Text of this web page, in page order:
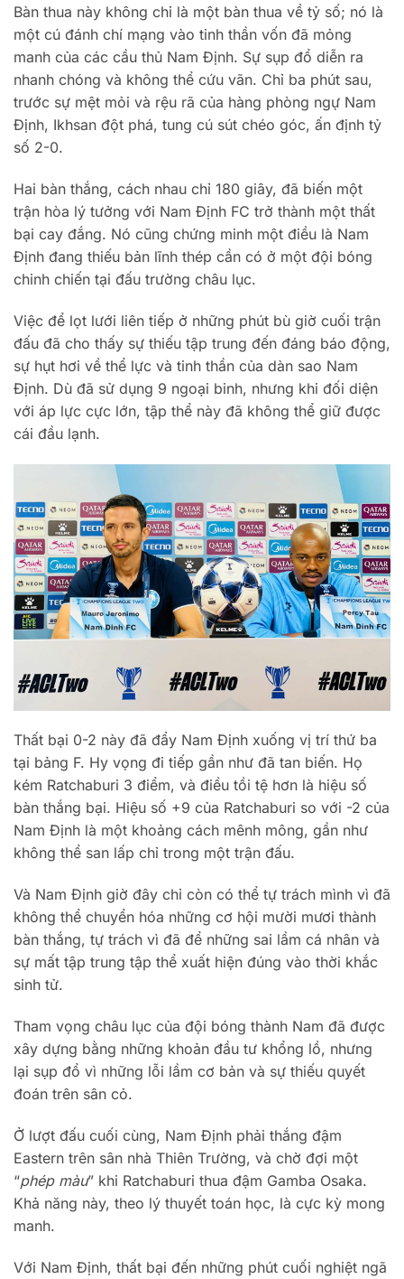
Bàn thua này không chỉ là một bàn thua về tỷ số; nó là
một cú đánh chí mạng vào tinh thần vốn đã mỏng
manh của các cầu thủ Nam Định. Sự sụp đổ diễn ra
nhanh chóng và không thể cứu vãn. Chỉ ba phút sau,
trước sự mệt mỏi và rệu rã của hàng phòng ngự Nam
Định, Ikhsan đột phá, tung cú sút chéo góc, ấn định tỷ
số 2-0.
Hai bàn thắng, cách nhau chỉ 180 giây, đã biến một
trận hòa lý tưởng với Nam Định FC trở thành một thất
bại cay đắng. Nó cũng chứng minh một điều là Nam
Định đang thiếu bản lĩnh thép cần có ở một đội bóng
chinh chiến tại đấu trường châu lục.
Việc để lọt lưới liên tiếp ở những phút bù giờ cuối trận
đấu đã cho thấy sự thiếu tập trung đến đáng báo động,
sự hụt hơi về thể lực và tinh thần của dàn sao Nam
Định. Dù đã sử dụng 9 ngoại binh, nhưng khi đối diện
với áp lực cực lớn, tập thể này đã không thể giữ được
cái đầu lạnh.
Thất bại 0-2 này đã đẩy Nam Định xuống vị trí thứ ba
tại bảng F. Hy vọng đi tiếp gần như đã tan biến. Họ
kém Ratchaburi 3 điểm, và điều tồi tệ hơn là hiệu số
bàn thắng bại. Hiệu số +9 của Ratchaburi so với -2 của
Nam Định là một khoảng cách mênh mông, gần như
không thể san lấp chỉ trong một trận đấu.
Và Nam Định giờ đây chỉ còn có thể tự trách mình vì đã
không thể chuyển hóa những cơ hội mười mươi thành
bàn thắng, tự trách vì đã để những sai lầm cá nhân và
sự mất tập trung tập thể xuất hiện đúng vào thời khắc
sinh tử.
Tham vọng châu lục của đội bóng thành Nam đã được
xây dựng bằng những khoản đầu tư khổng lồ, nhưng
lại sụp đổ vì những lỗi lầm cơ bản và sự thiếu quyết
đoán trên sân cỏ.
Ở lượt đấu cuối cùng, Nam Định phải thắng đậm
Eastern trên sân nhà Thiên Trường, và chờ đợi một
“phép màu” khi Ratchaburi thua đậm Gamba Osaka.
Khả năng này, theo lý thuyết toán học, là cực kỳ mong
manh.
Với Nam Định, thất bại đến những phút cuối nghiệt ngã